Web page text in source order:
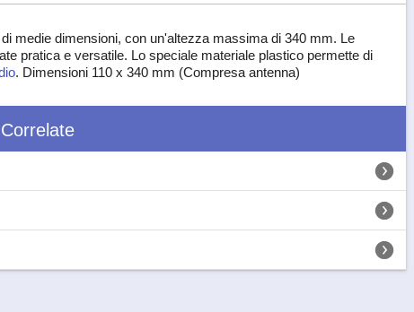
medie dimensioni, con un'altezza massima di 340 mm. Le
pratica e versatile. Lo speciale materiale plastico permette di
. Dimensioni 110 x 340 mm (Compresa antenna)